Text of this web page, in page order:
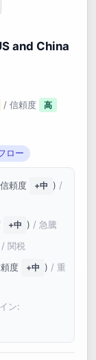
and China
/ 信頼度 高
ロー
頼度 +中 ) /
+中 ) / 急騰
/ 関税
度 +中 ) / 重
ン: